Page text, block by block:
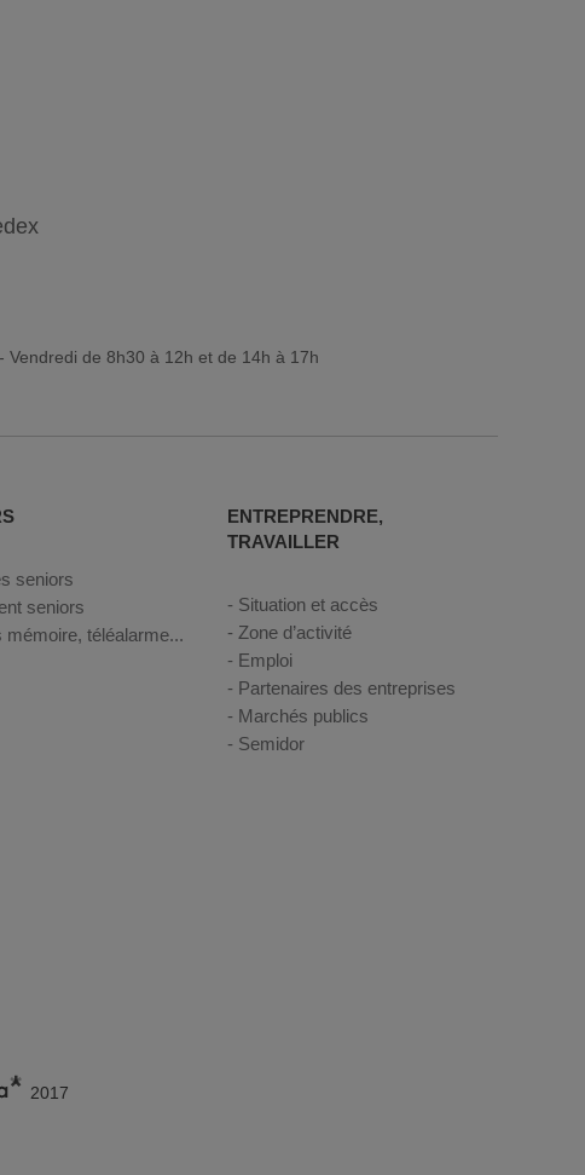
de 8h30 à 12h et de 14h à 17h
seniors
seniors
mémoire, téléalarme...
ENTREPRENDRE,
TRAVAILLER
Situation et accès
Zone d’activité
Emploi
Partenaires des entreprises
Marchés publics
Semidor
2017